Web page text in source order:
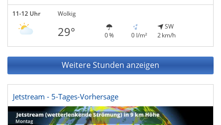
11-12 Uhr Wolkig
29° 0 % 0 l/m²
SW
2 km/h
Weitere Stunden anzeigen
Jetstream - 5-Tages-Vorhersage